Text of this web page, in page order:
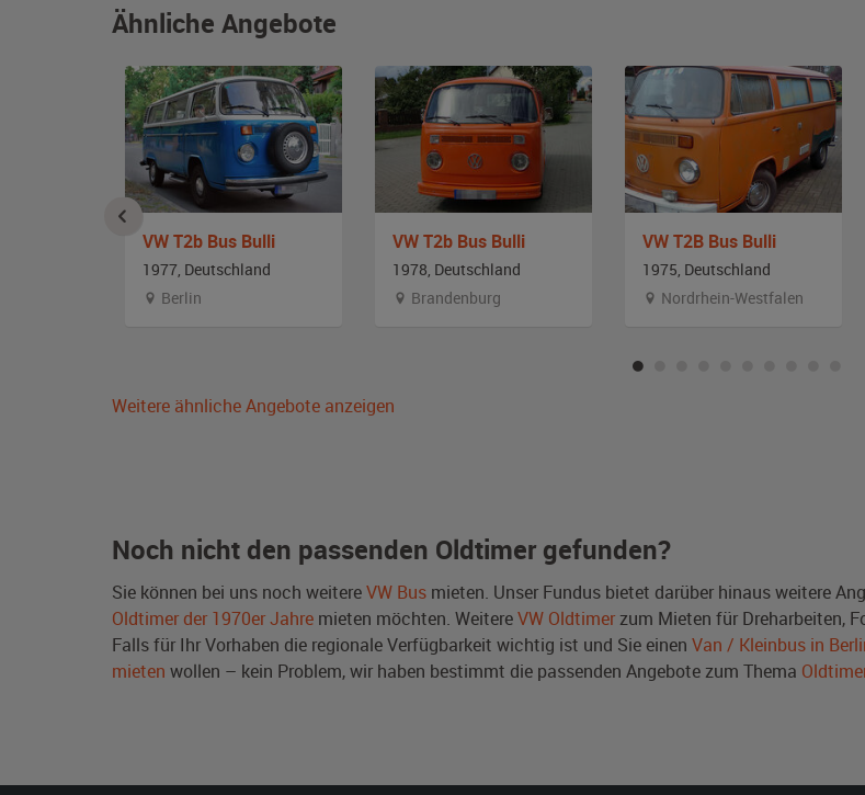
Ähnliche Angebote
VW T2b Bus Bulli
1977, Deutschland
Berlin
VW T2b Bus Bulli
1978, Deutschland
Brandenburg
VW T2B Bus Bulli
1975, Deutschland
Nordrhein-Westfalen
Weitere ähnliche Angebote anzeigen
Noch nicht den passenden Oldtimer gefunden?
Sie können bei uns noch weitereVW Bus mieten. Unser Fundus bietet darüber hinaus weitere
Oldtimer der 1970er Jahre mieten möchten. WeitereVW Oldtimer zum Mieten für Dreharbeiten,
Falls für Ihr Vorhaben die regionale Verfügbarkeit wichtig ist und Sie einen Van / Kleinbus in
mieten wollen – kein Problem, wir haben bestimmt die passenden Angebote zum Thema